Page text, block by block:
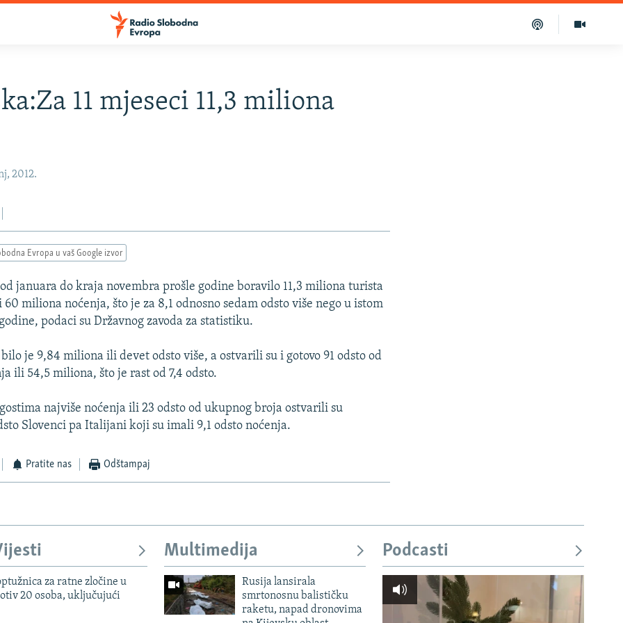
11 mjeseci 11,3 miliona
2012.
Evropa u vaš Google izvor
januara do kraja novembra prošle godine boravilo 11,3 miliona turista
miliona noćenja, što je za 8,1 odnosno sedam odsto više nego u istom
podaci su Državnog zavoda za statistiku.
je 9,84 miliona ili devet odsto više, a ostvarili su i gotovo 91 odsto od
ili 54,5 miliona, što je rast od 7,4 odsto.
najviše noćenja ili 23 odsto od ukupnog broja ostvarili su
Slovenci pa Italijani koji su imali 9,1 odsto noćenja.
Pratite nas Odštampaj
za ratne zločine u
20 osoba, uključujući
Multimedija
Rusija lansirala
smrtonosnu balističku
raketu, napad dronovima
Podcasti